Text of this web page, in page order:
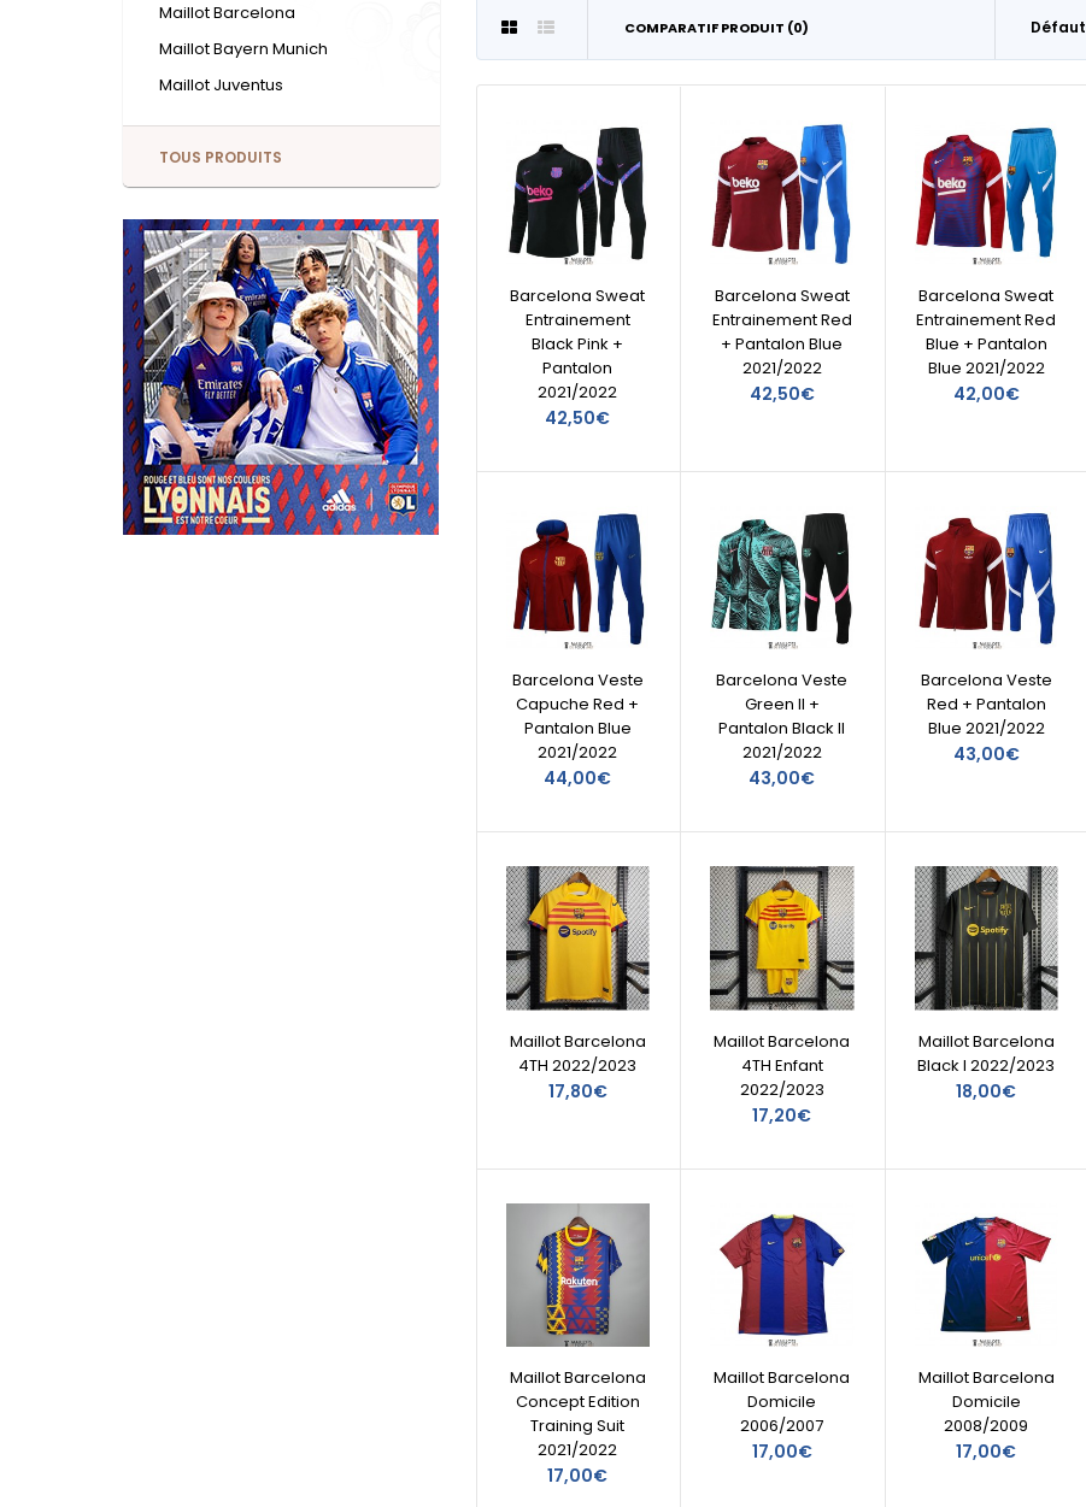
Maillot Barcelona
Maillot Bayern Munich
Maillot Juventus
TOUS PRODUITS
COMPARATIF PRODUIT (0)
Barcelona Sweat
Entrainement
Black Pink +
Pantalon
2021/2022
42,50€
Barcelona Sweat
Entrainement Red
+ Pantalon Blue
2021/2022
42,50€
Barcelona Sweat
Entrainement Red
Blue + Pantalon
Blue 2021/2022
42,00€
Barcelona Veste
Capuche Red +
Pantalon Blue
2021/2022
44,00€
Barcelona Veste
Green II +
Pantalon Black II
2021/2022
43,00€
Barcelona Veste
Red + Pantalon
Blue 2021/2022
43,00€
Maillot Barcelona
4TH 2022/2023
17,80€
Maillot Barcelona
4TH Enfant
2022/2023
17,20€
Maillot Barcelona
Black I 2022/2023
18,00€
Maillot Barcelona
Concept Edition
Training Suit
2021/2022
17,00€
Maillot Barcelona
Domicile
2006/2007
17,00€
Maillot Barcelona
Domicile
2008/2009
17,00€